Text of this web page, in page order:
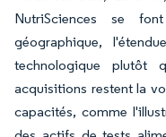
NutriSciences se
géographique,
technologique
acquisitions restent la
capacités, comme